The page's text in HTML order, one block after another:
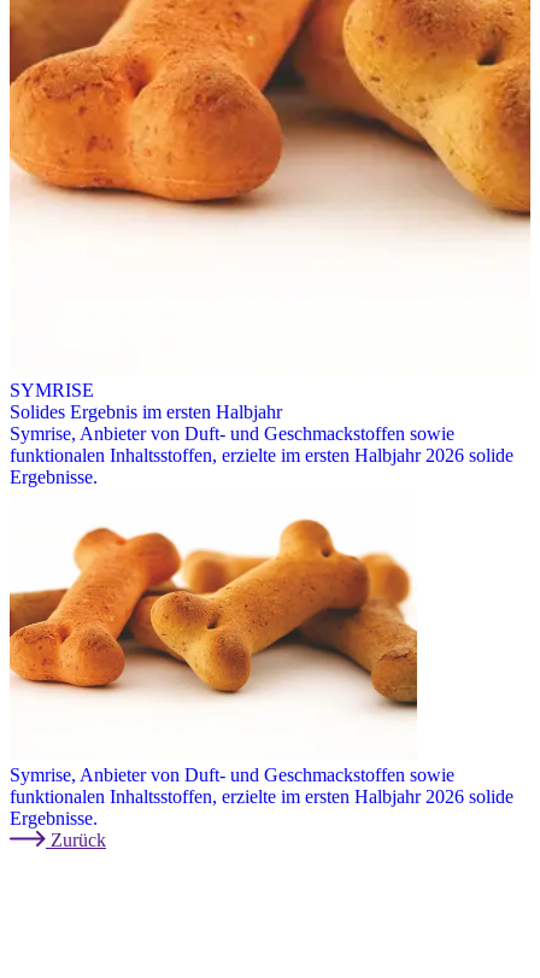
SYMRISE
Solides Ergebnis im ersten Halbjahr
Symrise, Anbieter von Duft- und Geschmackstoffen sowie
funktionalen Inhaltsstoffen, erzielte im ersten Halbjahr 2026 solide
Ergebnisse.
Symrise, Anbieter von Duft- und Geschmackstoffen sowie
funktionalen Inhaltsstoffen, erzielte im ersten Halbjahr 2026 solide
Ergebnisse.
Zurück